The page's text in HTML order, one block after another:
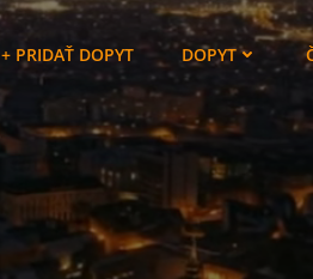
+ PRIDAŤ DOPYT DOPYT